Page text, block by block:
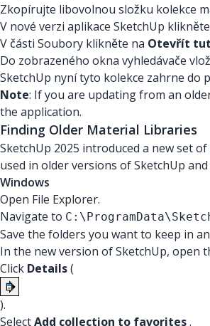
Zkopírujte libovolnou složku kolekce
V nové verzi aplikace SketchUp
V části Soubory klikněte na Otevřít
Do zobrazeného okna vyhledávače
SketchUp nyní tyto kolekce zahrne do
Note: If you are updating from an
the application.
Finding Older Material Libraries
SketchUp 2025 introduced a new set
used in older versions of SketchUp
Windows
Open File Explorer.
Navigate to
Save the folders you want to keep in
In the new version of SketchUp, open
Click Details(
).
SelectAdd collection to favorites.